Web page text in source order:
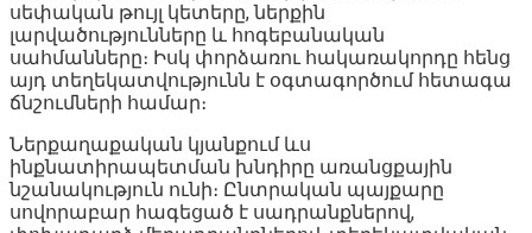
սեփական թույլ կետերը, ներքին
լարվածությունները և հոգեբանական
սահմանները։ Իսկ փորձառու հակառակորդը հենց
այդ տեղեկատվությունն է օգտագործում հետագա
ճնշումների համար։
Ներքաղաքական կյանքում ևս
ինքնատիրապետման խնդիրը առանցքային
նշանակություն ունի։ Ընտրական պայքարը
սովորաբար հագեցած է սադրանքներով,